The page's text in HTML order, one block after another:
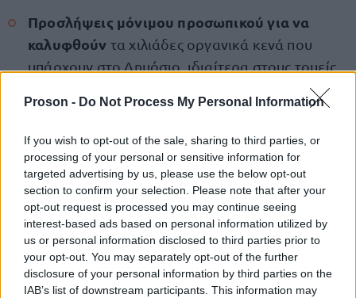
Proson - Do Not Process My Personal Information
If you wish to opt-out of the sale, sharing to third parties, or
processing of your personal or sensitive information for
targeted advertising by us, please use the below opt-out
section to confirm your selection. Please note that after your
opt-out request is processed you may continue seeing
interest-based ads based on personal information utilized by
us or personal information disclosed to third parties prior to
your opt-out. You may separately opt-out of the further
disclosure of your personal information by third parties on the
IAB’s list of downstream participants. This information may
Προσλήψεις μόνιμου προσωπικού για να
καλυφθούν τα χιλιάδες οργανικά κενά που
υπάρχουν στο Δημόσιο, ιδιαίτερα στους τομείς
Ασφάλισης κ.ά.
Ταυτόχρονα οι εργαζόμενοι λένε «όχι» στις
ιδιωτικοποιήσεις δημόσιων οργανισμών και
φορέων.
Απεργούν και οι ιδιωτικοί εκπαιδευτικοί
Αξίζει να σημειωθεί ότι συμμετοχή στην 24ωρη